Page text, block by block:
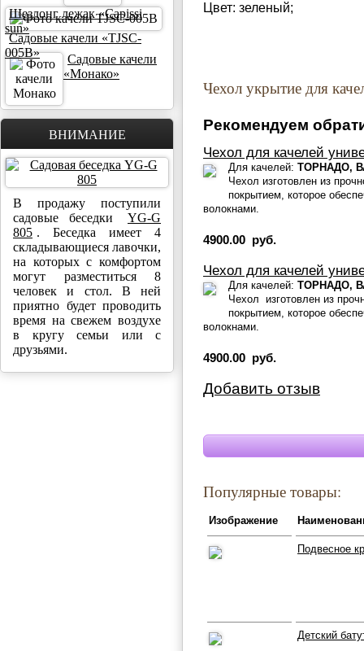
Шезлонг лежак «Capissi
sun»
Садовые качели «TJSC-
005B»
Садовые качели
«Монако»
ВНИМАНИЕ
В продажу поступили
садовые беседки
YG-G
805 . Беседка имеет 4
складывающиеся лавочки,
на которых с комфортом
могут разместиться 8
человек и стол. В ней
приятно будет проводить
время на свежем воздухе
в кругу семьи или с
друзьями.
Цвет: зеленый;
Чехол укрытие для
Рекомендуем
Чехол для качелей
Для качелей: ТОРНАДО,
Чехол изготовлен из
покрытием, которое
волокнами.
4900.00 руб.
Чехол для качелей
Для качелей: ТОРНАДО,
Чехол изготовлен из
покрытием, которое
волокнами.
4900.00 руб.
Добавить отзыв
Популярные товары:
Изображение
Подвесное
Детский